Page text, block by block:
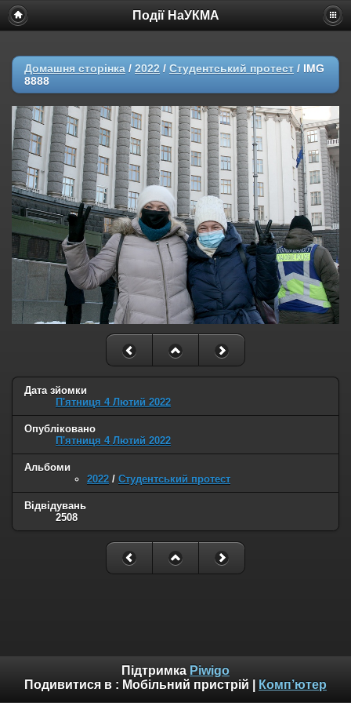
Події НаУКМА
Домашня сторінка / 2022 / Студентський протест / IMG
8888
Дата зйомки
П'ятниця 4 Лютий 2022
Опубліковано
П'ятниця 4 Лютий 2022
Альбоми
2022 / Студентський протест
Відвідувань
2508
Підтримка Piwigo
Подивитися в : Мобільний пристрій Комп’ютер